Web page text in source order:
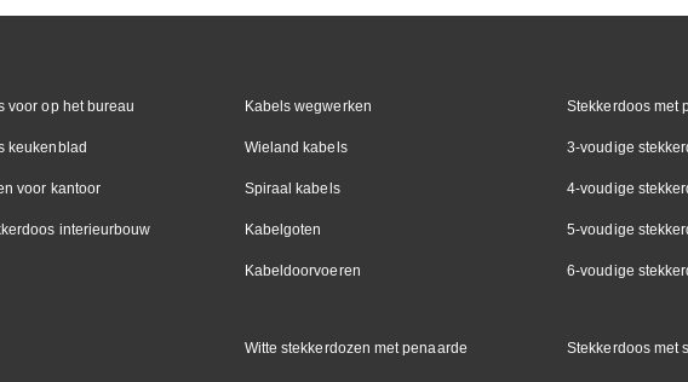
voor op het bureau
keukenblad
voor kantoor
interieurbouw
Kabels wegwerken
Wieland kabels
Spiraal kabels
Kabelgoten
Kabeldoorvoeren
Stekkerdoos met
3-voudige
4-voudige
5-voudige
6-voudige
Witte stekkerdozen met penaarde Stekkerdoos met